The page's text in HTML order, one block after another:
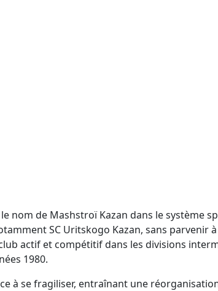
nom de Mashstroï Kazan dans le système
SC Uritskogo Kazan, sans parvenir à
actif et compétitif dans les divisions
1980.
à se fragiliser, entraînant une